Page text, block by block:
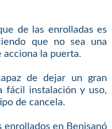
de las enrolladas es
que no sea una
acciona la puerta.
de dejar un gran
fácil instalación y uso,
de cancela.
enrollados en Benisanó